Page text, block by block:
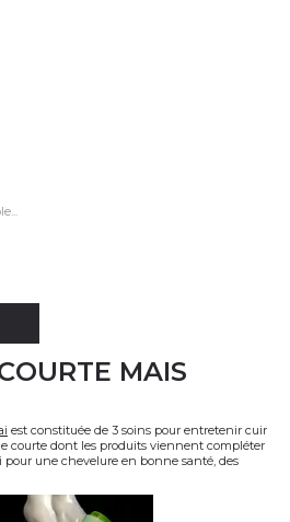
MAIS
est constituée de 3 soins pour entretenir cuir
courte dont les produits viennent compléter
pour une chevelure en bonne santé, des